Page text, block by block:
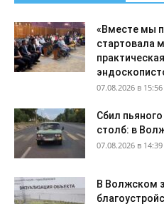
«Вместе мы
стартовала
07.08.2026 в 15:56
Сбил
столб: в
07.08.2026 в 14:39
В Волжском